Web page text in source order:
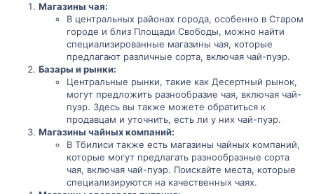
Магазины чая:
В центральных районах города, особенно в Старом
городе и близ Площади Свободы, можно найти
специализированные магазины чая, которые
предлагают различные сорта, включая чай-пуэр.
Базары и рынки:
Центральные рынки, такие как Десертный рынок,
могут предложить разнообразие чая, включая чай-
пуэр. Здесь вы также можете обратиться к
продавцам и уточнить, есть ли у них чай-пуэр.
Магазины чайных компаний:
В Тбилиси также есть магазины чайных компаний,
которые могут предлагать разнообразные сорта
чая, включая чай-пуэр. Поискайте места, которые
специализируются на качественных чаях.